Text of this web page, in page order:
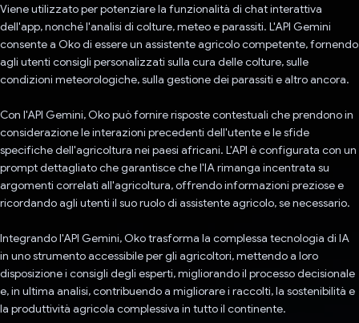
Viene utilizzato per potenziare la funzionalità di chat interattiva
dell'app, nonché l'analisi di colture, meteo e parassiti. L'API Gemini
consente a Oko di essere un assistente agricolo competente, fornendo
agli utenti consigli personalizzati sulla cura delle colture, sulle
condizioni meteorologiche, sulla gestione dei parassiti e altro ancora.
Con l'API Gemini, Oko può fornire risposte contestuali che prendono in
considerazione le interazioni precedenti dell'utente e le sfide
specifiche dell'agricoltura nei paesi africani. L'API è configurata con un
prompt dettagliato che garantisce che l'IA rimanga incentrata su
argomenti correlati all'agricoltura, offrendo informazioni preziose e
ricordando agli utenti il suo ruolo di assistente agricolo, se necessario.
Integrando l'API Gemini, Oko trasforma la complessa tecnologia di IA
in uno strumento accessibile per gli agricoltori, mettendo a loro
disposizione i consigli degli esperti, migliorando il processo decisionale
e, in ultima analisi, contribuendo a migliorare i raccolti, la sostenibilità e
la produttività agricola complessiva in tutto il continente.